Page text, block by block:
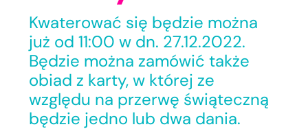
Kwaterować się będzie można
już od 11:00 w dn. 27.12.2022.
Będzie można zamówić także
obiad z karty, w której ze
względu na przerwę świąteczną
będzie jedno lub dwa dania.